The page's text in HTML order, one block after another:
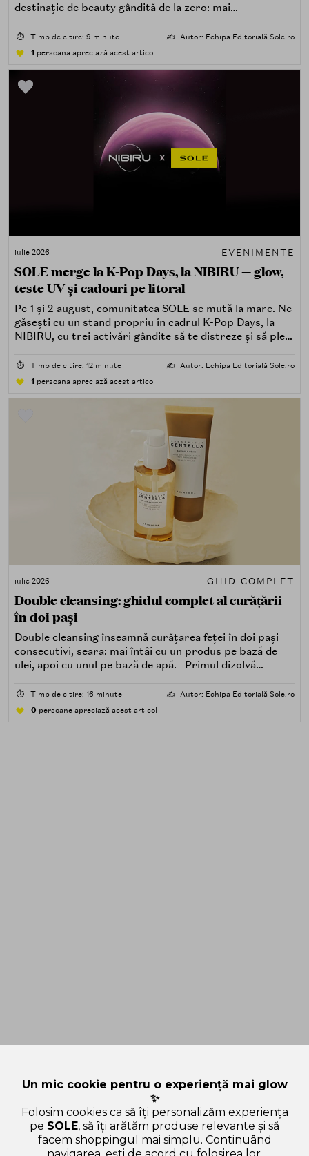
destinație de beauty gândită de la zero: mai
care îți place, de fapt, să descoperi produse — testând,
atingând, comparând, întrebând.
⏱️ Timp de citire: 9 minute ✍️ Autor: Echipa Editorială Sole.ro
1 persoana apreciază acest articol
iulie 2026 EVENIMENTE
SOLE merge la K-Pop Days, la NIBIRU — glow,
teste UV și cadouri pe litoral
Pe 1 și 2 august, comunitatea SOLE se mută la mare. Ne
găsești cu un stand propriu în cadrul K-Pop Days, la
NIBIRU, cu trei activări gândite să te distreze și să pleci
⏱️ Timp de citire: 12 minute ✍️ Autor: Echipa Editorială Sole.ro
1 persoana apreciază acest articol
iulie 2026 GHID COMPLET
Double cleansing: ghidul complet al curățării
în doi pași
Double cleansing înseamnă curățarea feței în doi pași
consecutivi, seara: mai întâi cu un produs pe bază de
ulei, apoi cu unul pe bază de apă. Primul dizolvă
poluare. Al doilea îndepărtează impuritățile solubile în
⏱️ Timp de citire: 16 minute ✍️ Autor: Echipa Editorială Sole.ro
0 persoane apreciază acest articol
Un mic cookie pentru o experiență mai glow
✨
Folosim cookies ca să îți personalizăm experiența
pe SOLE, să îți arătăm produse relevante și să
facem shoppingul mai simplu. Continuând